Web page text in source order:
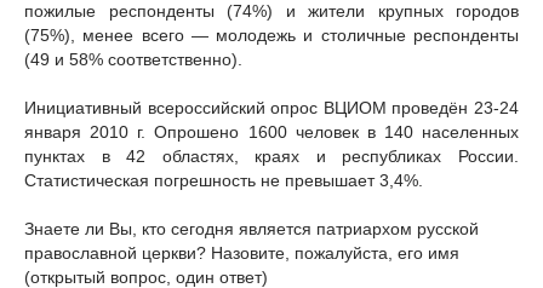
пожилые респонденты (74%) и жители крупных городов
(75%), менее всего — молодежь и столичные респонденты
(49 и 58% соответственно).
Инициативный всероссийский опрос ВЦИОМ проведён 23-24
января 2010 г. Опрошено 1600 человек в 140 населенных
пунктах в 42 областях, краях и республиках России.
Статистическая погрешность не превышает 3,4%.
Знаете ли Вы, кто сегодня является патриархом русской
православной церкви? Назовите, пожалуйста, его имя
(открытый вопрос, один ответ)